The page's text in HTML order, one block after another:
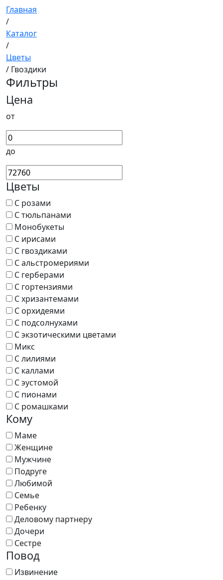
Главная
/
Каталог
/
Цветы
/ Гвоздики
Фильтры
Цена
от
до
Цветы
С розами
С тюльпанами
Монобукеты
С ирисами
С гвоздиками
С альстромериями
С герберами
С гортензиями
С хризантемами
С орхидеями
С подсолнухами
С экзотическими цветами
Микс
С лилиями
С каллами
С эустомой
С пионами
С ромашками
Кому
Маме
Женщине
Мужчине
Подруге
Любимой
Семье
Ребенку
Деловому партнеру
Дочери
Сестре
Повод
Извинение